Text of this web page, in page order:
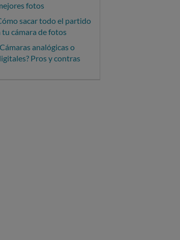
fotos
sacar todo el partido
tu cámara de fotos
analógicas o
Pros y contras